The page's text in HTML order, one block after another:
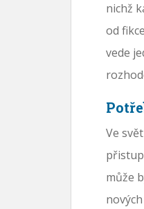
nichž
od
vede
Ve
může